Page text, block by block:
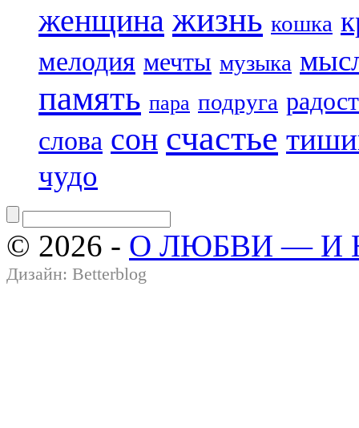
женщина жизнь кошка
мелодия мечты музыка
память пара подруга
слова сон счастье
чудо
© 2026 - О ЛЮБВИ — И
Дизайн: Betterblog